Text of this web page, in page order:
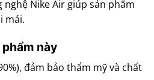
Nike Air giúp sản phẩm
mái.
phẩm này
đảm bảo thẩm mỹ và chất